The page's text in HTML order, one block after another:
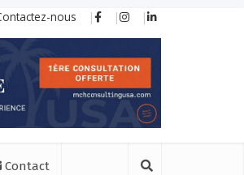
nous
Contact